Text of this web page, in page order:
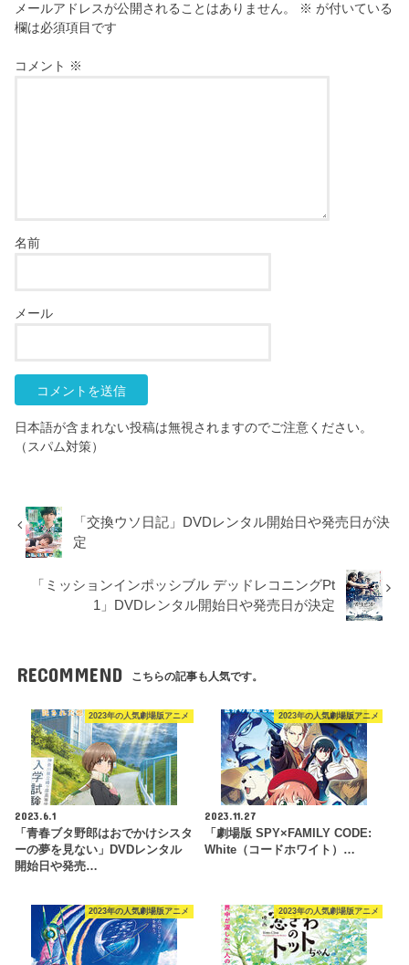
メールアドレスが公開されることはありません。 ※ が付いている
欄は必須項目です
コメント ※
名前
メール
日本語が含まれない投稿は無視されますのでご注意ください。
（スパム対策）
「交換ウソ日記」DVDレンタル開始日や発売日が決
定
「ミッションインポッシブル デッドレコニングPt
1」DVDレンタル開始日や発売日が決定
RECOMMEND こちらの記事も人気です。
2023年の人気劇場版アニメ
2023.6.1
「青春ブタ野郎はおでかけシスタ
ーの夢を見ない」DVDレンタル
開始日や発売…
2023年の人気劇場版アニメ
2023.11.27
「劇場版 SPY×FAMILY CODE:
White（コードホワイト）…
2023年の人気劇場版アニメ 2023年の人気劇場版アニメ